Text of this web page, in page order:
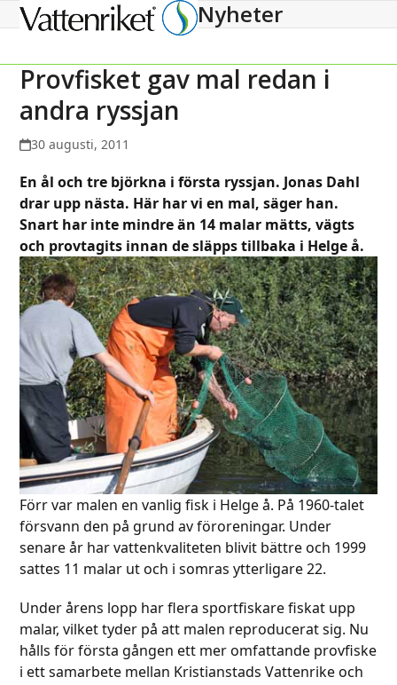
Open
menu
Close
menu
Nyheter
Provfisket gav mal redan i
andra ryssjan
30 augusti, 2011
En ål och tre björkna i första ryssjan. Jonas Dahl
drar upp nästa. Här har vi en mal, säger han.
Snart har inte mindre än 14 malar mätts, vägts
och provtagits innan de släpps tillbaka i Helge å.
Förr var malen en vanlig fisk i Helge å. På 1960-talet
försvann den på grund av föroreningar. Under
senare år har vattenkvaliteten blivit bättre och 1999
sattes 11 malar ut och i somras ytterligare 22.
Under årens lopp har flera sportfiskare fiskat upp
malar, vilket tyder på att malen reproducerat sig. Nu
hålls för första gången ett mer omfattande provfiske
i ett samarbete mellan Kristianstads Vattenrike och